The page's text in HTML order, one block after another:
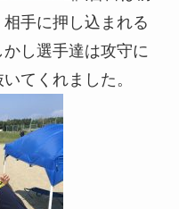
手に押し込まれる
し選手達は攻守に
てくれました。